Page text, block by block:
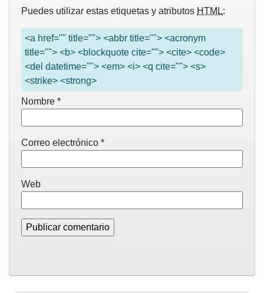
Puedes utilizar estas etiquetas y atributos HTML:
<a href="" title=""> <abbr title=""> <acronym
title=""> <b> <blockquote cite=""> <cite> <code>
<del datetime=""> <em> <i> <q cite=""> <s>
<strike> <strong>
Nombre *
Correo electrónico *
Web